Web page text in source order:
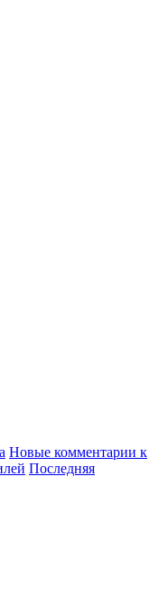
Новые комментарии к
Последняя